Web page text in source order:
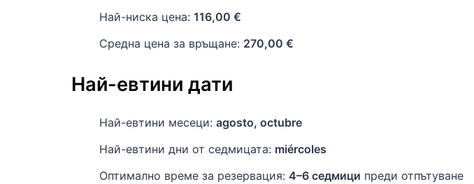
Най-ниска цена: 116,00 €
Средна цена за връщане: 270,00 €
Най-евтини дати
Най-евтини месеци: agosto, octubre
Най-евтини дни от седмицата: miércoles
Оптимално време за резервация: 4–6 седмици преди отпътуване